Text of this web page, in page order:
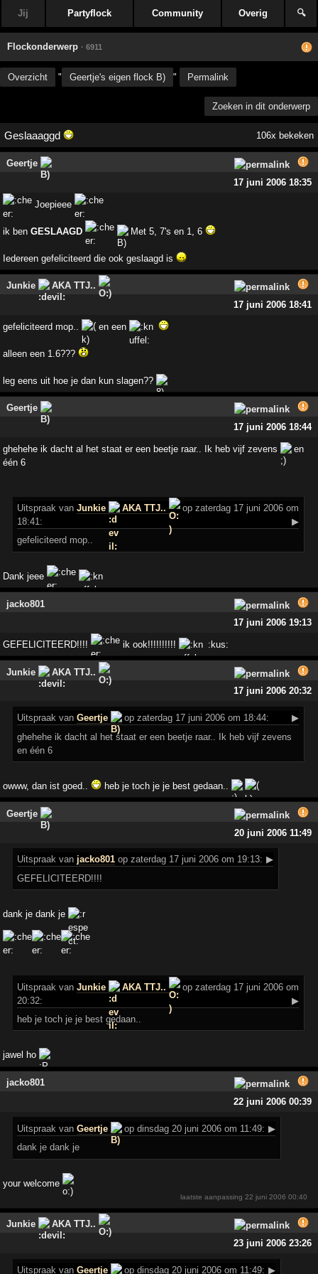
Jij Partyflock Community Overig 🔍
Flockonderwerp · 6911
Overzicht " Geertje's eigen flock B) " Permalink
Zoeken in dit onderwerp
Geslaaaggd 106x bekeken
Geertje
17 juni 2006 18:35
Joepieee
ik ben GESLAAGD Met 5, 7's en 1, 6
Iedereen gefeliciteerd die ook geslaagd is
Junkie
AKA TTJ..
17 juni 2006 18:41
gefeliciteerd mop.. en een
alleen een 1.6???
leg eens uit hoe je dan kun slagen??
Geertje
17 juni 2006 18:44
ghehehe ik dacht al het staat er een beetje raar.. Ik heb vijf zevens
en
één 6
Uitspraak vanJunkie AKA TTJ..
op zaterdag 17 juni 2006 om
18:41:
▶
gefeliciteerd mop..
Dank jeee
jacko801
17 juni 2006 19:13
GEFELICITEERD!!!! ik ook!!!!!!!!!! :kus:
Junkie
AKA TTJ..
17 juni 2006 20:32
Uitspraak vanGeertje op zaterdag 17 juni 2006 om 18:44:
▶
ghehehe ik dacht al het staat er een beetje raar.. Ik heb vijf zevens
en één 6
owww, dan ist goed.. heb je toch je je best gedaan..
Geertje
20 juni 2006 11:49
Uitspraak van jacko801 op zaterdag 17 juni 2006 om 19:13: ▶
GEFELICITEERD!!!!
dank je dank je
Uitspraak vanJunkie AKA TTJ..
op zaterdag 17 juni 2006 om
20:32:
▶
heb je toch je je best gedaan..
jawel ho
jacko801
22 juni 2006 00:39
Uitspraak vanGeertje op dinsdag 20 juni 2006 om 11:49: ▶
dank je dank je
your welcome
laatste aanpassing22 juni 2006 00:40
Junkie
AKA TTJ..
23 juni 2006 23:26
Uitspraak vanGeertje op dinsdag 20 juni 2006 om 11:49: ▶